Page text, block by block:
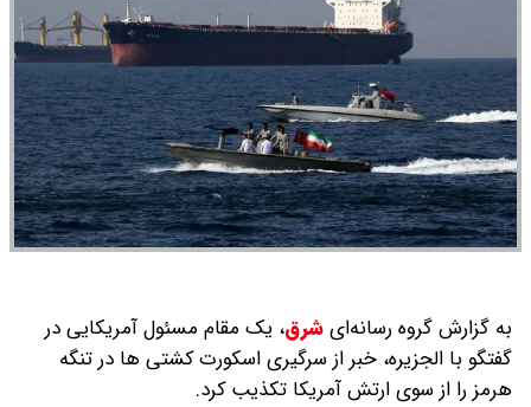
به گزارش گروه رسانه‌ایشرق، یک مقام مسئول آمریکایی در
گفتگو با الجزیره، خبر از سرگیری اسکورت کشتی ها در تنگه
هرمز را از سوی ارتش آمریکا تکذیب کرد.